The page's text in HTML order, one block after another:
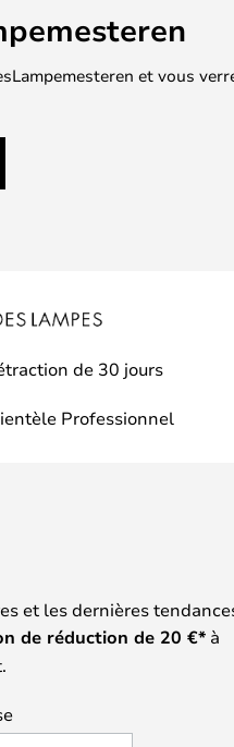
et vous
de 30 jours
Professionnel
et les dernières
de réduction de 20 €* à